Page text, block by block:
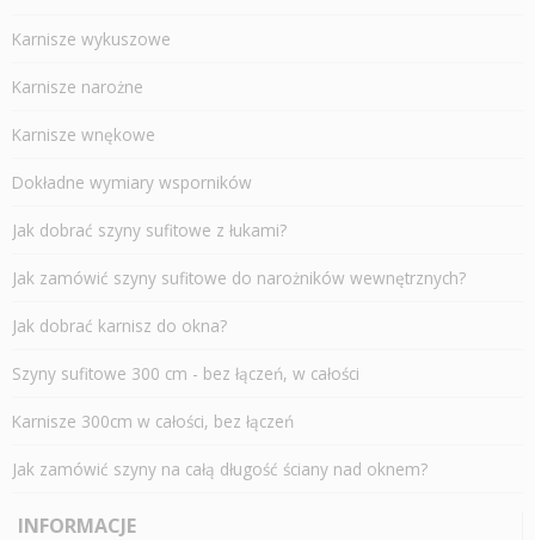
Karnisze wykuszowe
Karnisze narożne
Karnisze wnękowe
Dokładne wymiary wsporników
Jak dobrać szyny sufitowe z łukami?
Jak zamówić szyny sufitowe do narożników wewnętrznych?
Jak dobrać karnisz do okna?
Szyny sufitowe 300 cm - bez łączeń, w całości
Karnisze 300cm w całości, bez łączeń
Jak zamówić szyny na całą długość ściany nad oknem?
INFORMACJE